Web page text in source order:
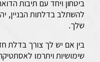
ביטחון ויחד עם תיבות
להשתלב בדלתות הבניין,
שלך.
בין אם יש לך צורך בדלת
שימושיות ויתרמו